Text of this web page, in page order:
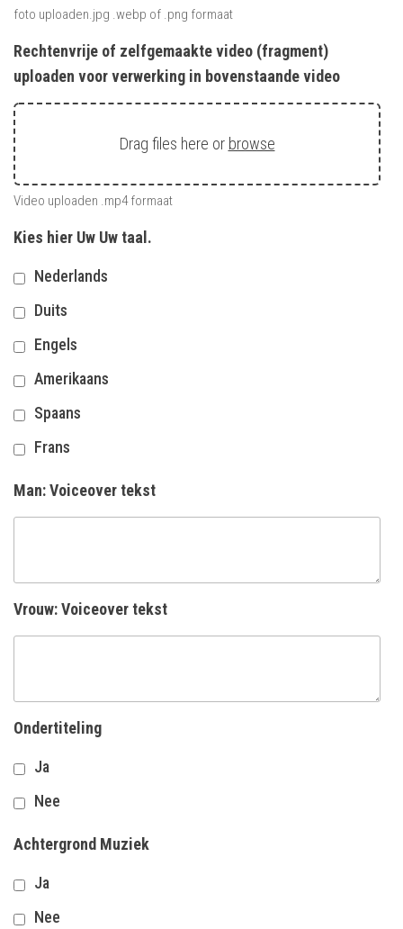
foto uploaden.jpg .webp of .png formaat
Rechtenvrije of zelfgemaakte video (fragment)
uploaden voor verwerking in bovenstaande video
Drag files here or browse
Video uploaden .mp4 formaat
Kies hier Uw Uw taal.
Nederlands
Duits
Engels
Amerikaans
Spaans
Frans
Man: Voiceover tekst
Vrouw: Voiceover tekst
Ondertiteling
Ja
Nee
Achtergrond Muziek
Ja
Nee